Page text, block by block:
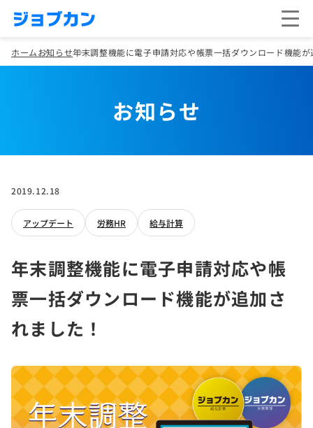
ホームお知らせ年末調整機能に電子申請対応や帳票一括ダウンロード機能
お知らせ
2019.12.18
アップデート 労務HR 給与計算
年末調整機能に電子申請対応や帳
票一括ダウンロード機能が追加さ
れました！